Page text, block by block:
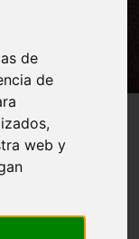
de
de
web y